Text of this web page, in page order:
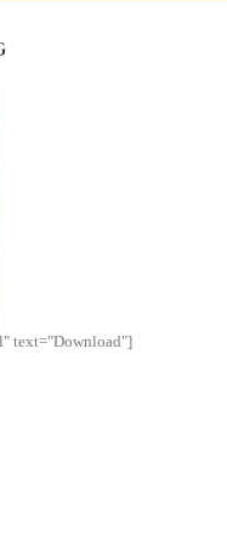
text="Download"]